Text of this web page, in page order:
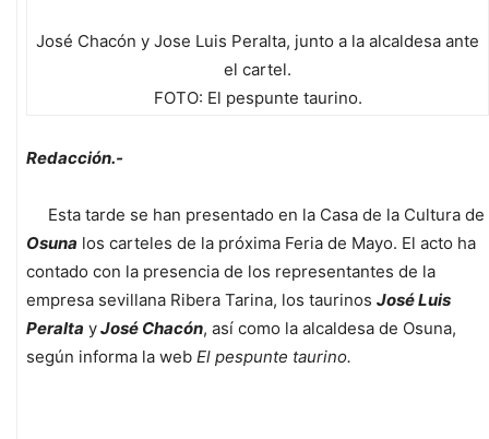
José Chacón y Jose Luis Peralta, junto a la alcaldesa ante
el cartel.
FOTO: El pespunte taurino.
Redacción.-
Esta tarde se han presentado en la Casa de la Cultura de
Osuna los carteles de la próxima Feria de Mayo. El acto ha
contado con la presencia de los representantes de la
empresa sevillana Ribera Tarina, los taurinos José Luis
Peralta yJosé Chacón, así como la alcaldesa de Osuna,
según informa la web El pespunte taurino.